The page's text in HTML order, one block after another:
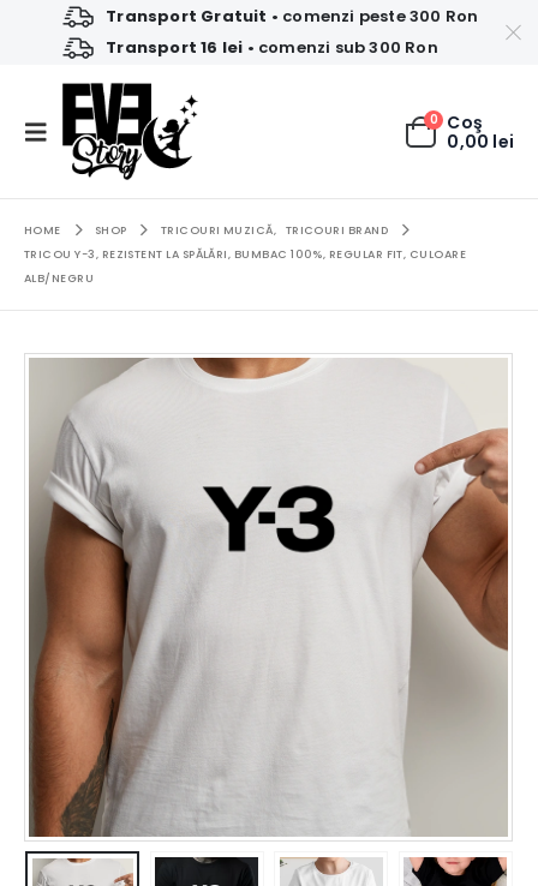
Transport Gratuit • comenzi peste 300 Ron
Transport 16 lei • comenzi sub 300 Ron
0 Coş
0,00 lei
HOME SHOP TRICOURI MUZICĂ,
TRICOURI BRAND
TRICOU Y-3, REZISTENT LA SPĂLĂRI, BUMBAC 100%, REGULAR FIT, CULOARE
ALB/NEGRU